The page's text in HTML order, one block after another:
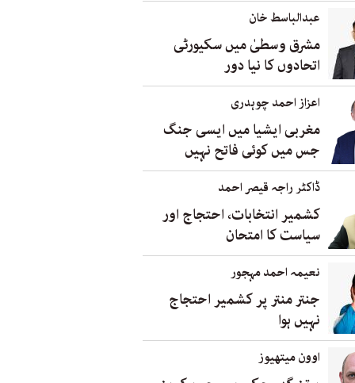
عبدالباسط خان
مشرق وسطیٰ میں سکیورٹی
اتحادوں کا نیا دور
اعزاز احمد چوہدری
مغربی ایشیا میں ایسی جنگ
جس میں کوئی فاتح نہیں
ڈاکٹر راجہ قیصر احمد
کشمیر انتخابات، احتجاج اور
سیاست کا امتحان
نعیمہ احمد مہجور
جنتر منتر پر کشمیر احتجاج
نہیں ہوا
اوون میتھیوز